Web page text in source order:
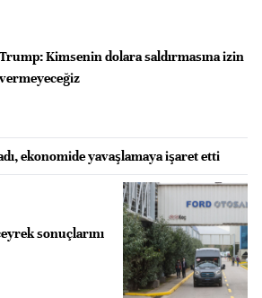
Trump: Kimsenin dolara saldırmasına izin
ekonomide yavaşlamaya işaret etti
sonuçlarını